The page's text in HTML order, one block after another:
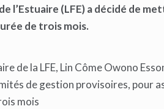
l’Estuaire (LFE) a décidé de
ée de trois mois.
de la LFE, Lin Côme Owono
de gestion provisoires, pour
mois